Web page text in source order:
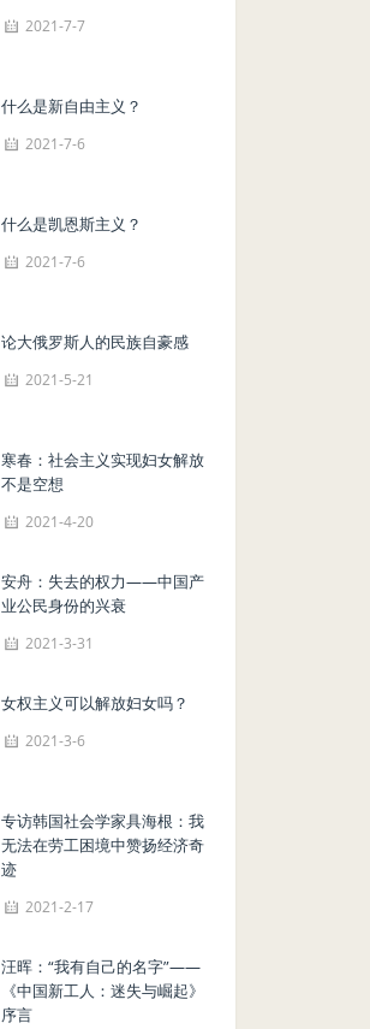
2021-7-7
什么是新自由主义？
2021-7-6
什么是凯恩斯主义？
2021-7-6
论大俄罗斯人的民族自豪感
2021-5-21
寒春：社会主义实现妇女解放
不是空想
2021-4-20
安舟：失去的权力——中国产
业公民身份的兴衰
2021-3-31
女权主义可以解放妇女吗？
2021-3-6
专访韩国社会学家具海根：我
无法在劳工困境中赞扬经济奇
迹
2021-2-17
汪晖：“我有自己的名字”——
《中国新工人：迷失与崛起》
序言